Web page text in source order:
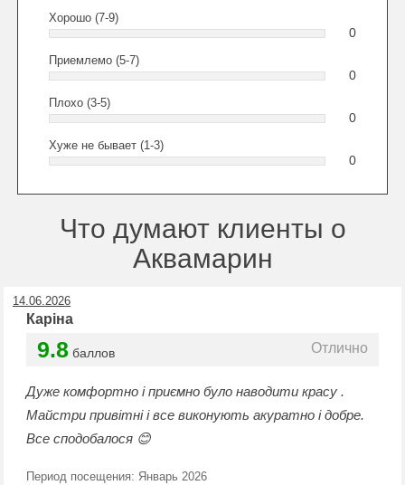
Хорошо (7-9)
0
Приемлемо (5-7)
0
Плохо (3-5)
0
Хуже не бывает (1-3)
0
Что думают клиенты о
Аквамарин
14.06.2026
Каріна
9.8 баллов Отлично
Дуже комфортно і приємно було наводити красу .
Майстри привітні і все виконують акуратно і добре.
Все сподобалося 😊
Период посещения: Январь 2026